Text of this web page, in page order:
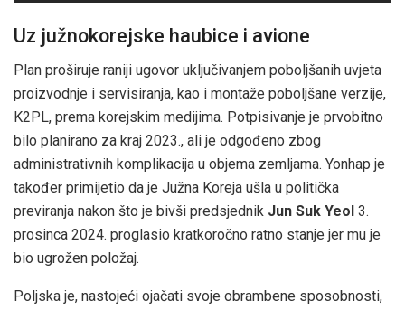
Uz južnokorejske haubice i avione
Plan proširuje raniji ugovor uključivanjem poboljšanih uvjeta
proizvodnje i servisiranja, kao i montaže poboljšane verzije,
K2PL, prema korejskim medijima. Potpisivanje je prvobitno
bilo planirano za kraj 2023., ali je odgođeno zbog
administrativnih komplikacija u objema zemljama. Yonhap je
također primijetio da je Južna Koreja ušla u politička
previranja nakon što je bivši predsjednik Jun Suk Yeol 3.
prosinca 2024. proglasio kratkoročno ratno stanje jer mu je
bio ugrožen položaj.
Poljska je, nastojeći ojačati svoje obrambene sposobnosti,